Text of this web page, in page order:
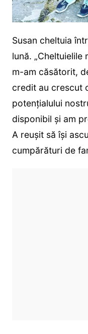
Susan cheltuia
lună.
m-am căsătorit,
credit au crescut
potențialului
disponibil și am
A reușit să își
cumpărături de